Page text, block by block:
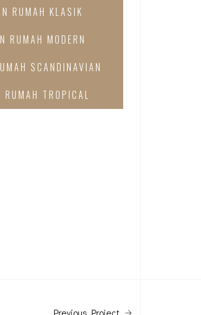
RUMAH KLASIK
RUMAH MODERN
SCANDINAVIAN
RUMAH TROPICAL
Previous Project